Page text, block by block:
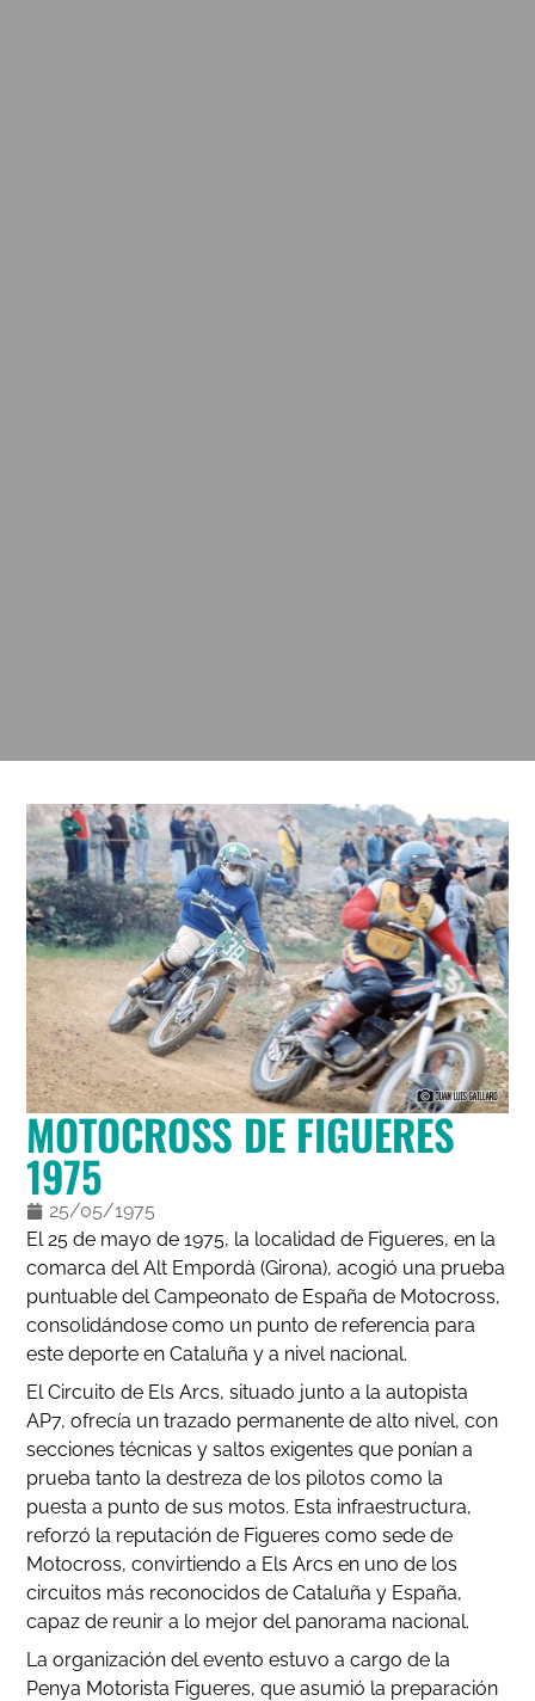
MOTOCROSS DE FIGUERES
1975
25/05/1975
El 25 de mayo de 1975, la localidad de Figueres, en la
comarca del Alt Empordà (Girona), acogió una prueba
puntuable del Campeonato de España de Motocross,
consolidándose como un punto de referencia para
este deporte en Cataluña y a nivel nacional.
El Circuito de Els Arcs, situado junto a la autopista
AP7, ofrecía un trazado permanente de alto nivel, con
secciones técnicas y saltos exigentes que ponían a
prueba tanto la destreza de los pilotos como la
puesta a punto de sus motos. Esta infraestructura,
reforzó la reputación de Figueres como sede de
Motocross, convirtiendo a Els Arcs en uno de los
circuitos más reconocidos de Cataluña y España,
capaz de reunir a lo mejor del panorama nacional.
La organización del evento estuvo a cargo de la
Penya Motorista Figueres, que asumió la preparación